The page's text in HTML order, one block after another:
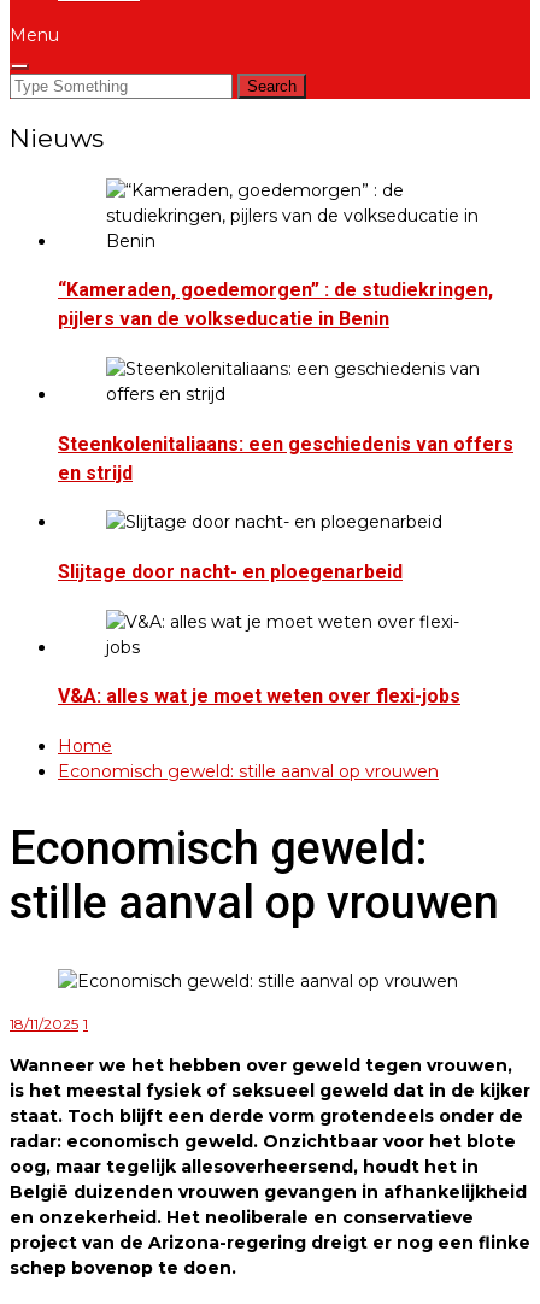
Menu
Search
Nieuws
“Kameraden, goedemorgen” : de studiekringen,
pijlers van de volkseducatie in Benin
Steenkolenitaliaans: een geschiedenis van offers
en strijd
Slijtage door nacht- en ploegenarbeid
V&A: alles wat je moet weten over flexi-jobs
Home
Economisch geweld: stille aanval op vrouwen
Economisch geweld:
stille aanval op vrouwen
18/11/2025 1
Wanneer we het hebben over geweld tegen vrouwen,
is het meestal fysiek of seksueel geweld dat in de kijker
staat. Toch blijft een derde vorm grotendeels onder de
radar: economisch geweld. Onzichtbaar voor het blote
oog, maar tegelijk allesoverheersend, houdt het in
België duizenden vrouwen gevangen in afhankelijkheid
en onzekerheid. Het neoliberale en conservatieve
project van de Arizona-regering dreigt er nog een flinke
schep bovenop te doen.